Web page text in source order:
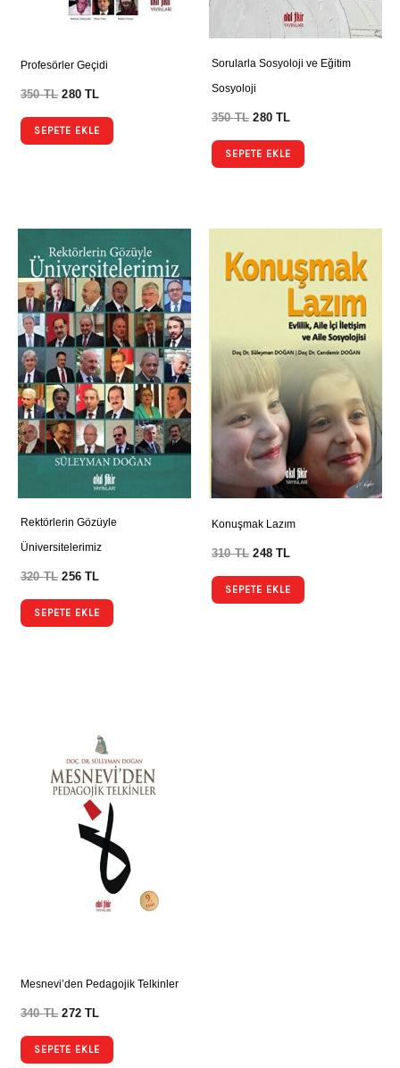
Profesörler Geçidi
350TL 280TL
SEPETE EKLE
Sorularla Sosyoloji ve Eğitim
Sosyoloji
350TL 280TL
SEPETE EKLE
Rektörlerin Gözüyle
Üniversitelerimiz
320TL 256TL
SEPETE EKLE
Konuşmak Lazım
310TL 248TL
SEPETE EKLE
Mesnevi’den Pedagojik Telkinler
340TL 272TL
SEPETE EKLE